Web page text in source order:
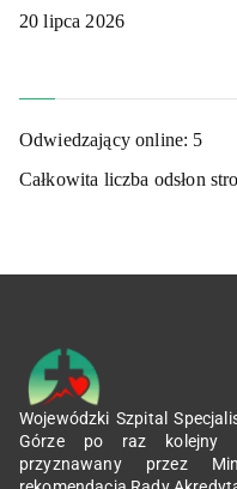
20 lipca 2026
Odwiedzający online: 5
Całkowita liczba odsłon
Wojewódzki Szpital
Górze po raz kolejny
przyznawany przez